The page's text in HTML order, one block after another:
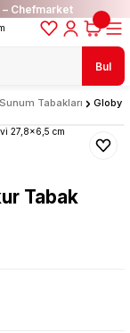
– Chefmarket
Bul
Tabakları Globy
Tabak